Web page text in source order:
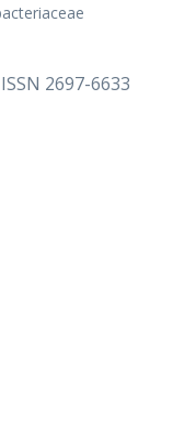
ISSN 2697-6633